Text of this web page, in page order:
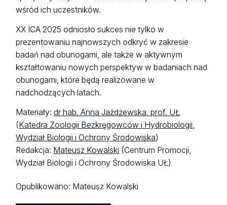
wśród ich uczestników.
XX ICA 2025 odniosło sukces nie tylko w
prezentowaniu najnowszych odkryć w zakresie
badań nad obunogami, ale także w aktywnym
kształtowaniu nowych perspektyw w badaniach nad
obunogami, które będą realizowane w
nadchodzących latach.
Materiały:dr hab. Anna Jażdżewska, prof. UŁ
( Katedra Zoologii Bezkręgowców i Hydrobiologii,
Wydział Biologii i Ochrony Środowiska)
Redakcja: Mateusz Kowalski (Centrum Promocji,
Wydział Biologii i Ochrony Środowiska UŁ)
Opublikowano: Mateusz Kowalski